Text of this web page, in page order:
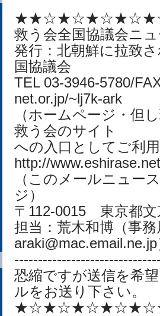
救う会全国協議会ニ
発行：北朝鮮に拉致
国協議会
TEL 03-3946-5780/
net.or.jp/~lj7k-ark
（ホームページ・但
救う会のサイト
への入口としてご利
http://
（このメールニュー
ジ）
〒112-0015 東京都
担当：荒木和博（事
恐縮ですが送信を希
ルをお送り下さい。